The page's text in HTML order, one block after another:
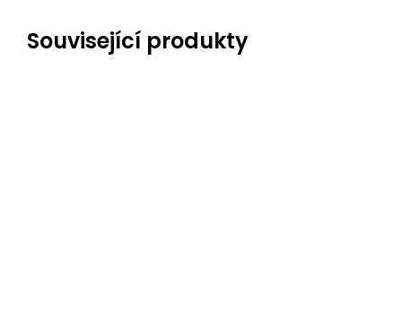
Související produkty